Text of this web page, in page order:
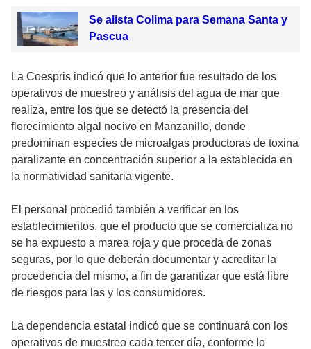
Se alista Colima para Semana Santa y
Pascua
La Coespris indicó que lo anterior fue resultado de los
operativos de muestreo y análisis del agua de mar que
realiza, entre los que se detectó la presencia del
florecimiento algal nocivo en Manzanillo, donde
predominan especies de microalgas productoras de toxina
paralizante en concentración superior a la establecida en
la normatividad sanitaria vigente.
El personal procedió también a verificar en los
establecimientos, que el producto que se comercializa no
se ha expuesto a marea roja y que proceda de zonas
seguras, por lo que deberán documentar y acreditar la
procedencia del mismo, a fin de garantizar que está libre
de riesgos para las y los consumidores.
La dependencia estatal indicó que se continuará con los
operativos de muestreo cada tercer día, conforme lo